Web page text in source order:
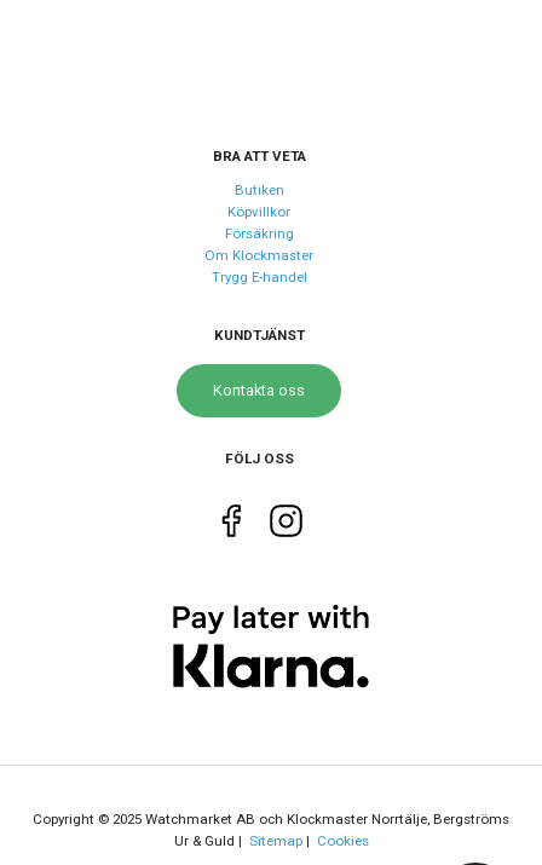
BRA ATT VETA
Butiken
Köpvillkor
Försäkring
Om Klockmaster
Trygg E-handel
KUNDTJÄNST
Kontakta oss
FÖLJ OSS
Copyright © 2025 Watchmarket AB och Klockmaster Norrtälje, Bergströms
Ur & Guld | Sitemap| Cookies